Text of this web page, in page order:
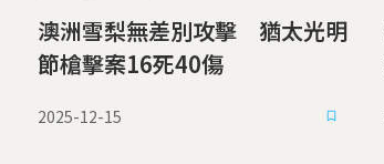
澳洲雪梨無差別攻擊 猶太光明
節槍擊案16死40傷
2025-12-15